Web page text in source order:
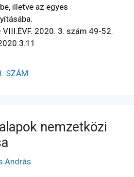
illetve az egyes
VIII.ÉVF. 2020. 3. szám 49-52.
SZÁM
nemzetközi
András